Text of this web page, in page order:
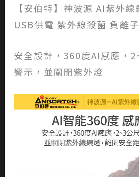
【安伯特】神波源 AI紫外
USB供電 紫外線殺菌 負離
安全設計，360度AI感應，
警示，並關閉紫外燈